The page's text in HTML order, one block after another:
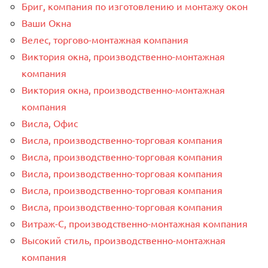
Бриг, компания по изготовлению и монтажу окон
Ваши Окна
Велес, торгово-монтажная компания
Виктория окна, производственно-монтажная
компания
Виктория окна, производственно-монтажная
компания
Висла, Офис
Висла, производственно-торговая компания
Висла, производственно-торговая компания
Висла, производственно-торговая компания
Висла, производственно-торговая компания
Висла, производственно-торговая компания
Витраж-С, производственно-монтажная компания
Высокий стиль, производственно-монтажная
компания